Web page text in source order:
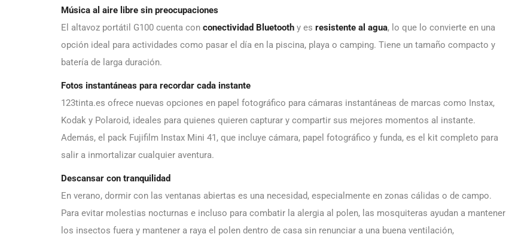
Música al aire libre sin preocupaciones
El altavoz portátil G100 cuenta con conectividad Bluetooth y es resistente al agua, lo que lo convierte en una
opción ideal para actividades como pasar el día en la piscina, playa o camping. Tiene un tamaño compacto y
batería de larga duración.
Fotos instantáneas para recordar cada instante
123tinta.es ofrece nuevas opciones en papel fotográfico para cámaras instantáneas de marcas como Instax,
Kodak y Polaroid, ideales para quienes quieren capturar y compartir sus mejores momentos al instante.
Además, el pack Fujifilm Instax Mini 41, que incluye cámara, papel fotográfico y funda, es el kit completo para
salir a inmortalizar cualquier aventura.
Descansar con tranquilidad
En verano, dormir con las ventanas abiertas es una necesidad, especialmente en zonas cálidas o de campo.
Para evitar molestias nocturnas e incluso para combatir la alergia al polen, las mosquiteras ayudan a mantener
los insectos fuera y mantener a raya el polen dentro de casa sin renunciar a una buena ventilación,